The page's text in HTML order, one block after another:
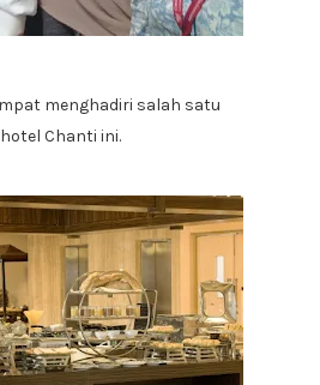
menghadiri salah satu
Chanti ini.